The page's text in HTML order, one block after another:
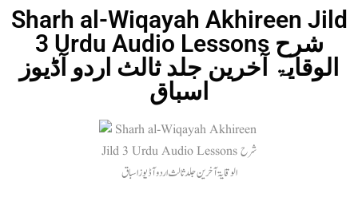
Sharh al-Wiqayah Akhireen Jild
3 Urdu Audio Lessons شرح
الوقایۃ آخرین جلد ثالث اردو آڈیوز
اسباق